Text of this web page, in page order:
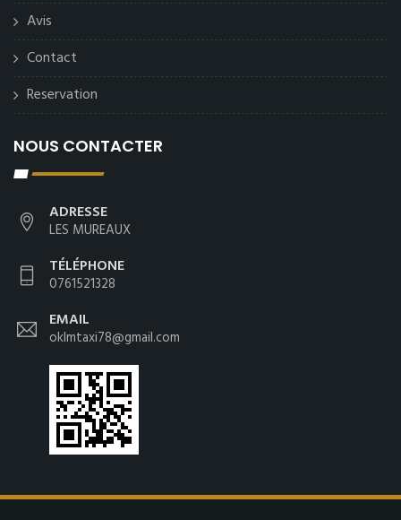
Avis
Contact
Reservation
NOUS CONTACTER
ADRESSE
LES MUREAUX
TÉLÉPHONE
0761521328
EMAIL
oklmtaxi78@gmail.com